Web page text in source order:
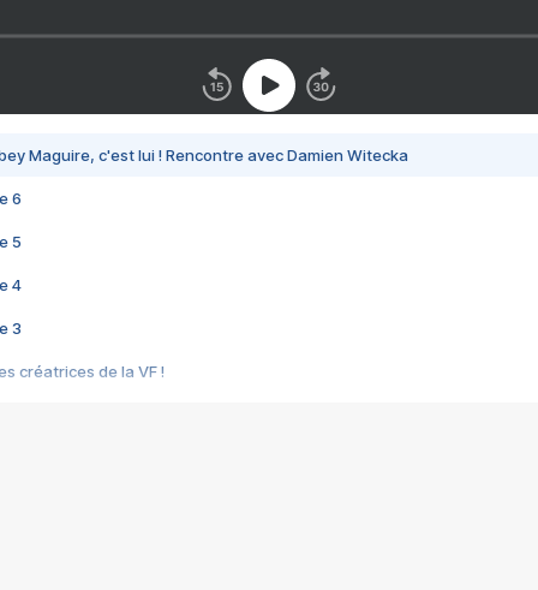
Maguire, c'est lui ! Rencontre avec Damien Witecka
6
5
4
3
créatrices de la VF !